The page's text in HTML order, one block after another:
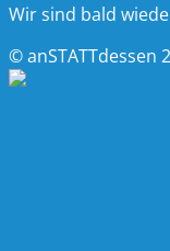
Wir sind bald
© anSTATTdessen